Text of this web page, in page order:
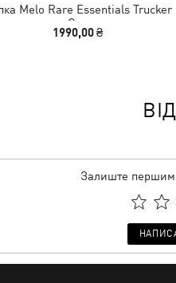
Melo Rare Essentials Trucker
Cap
1990,00 ₴
Залиште першим